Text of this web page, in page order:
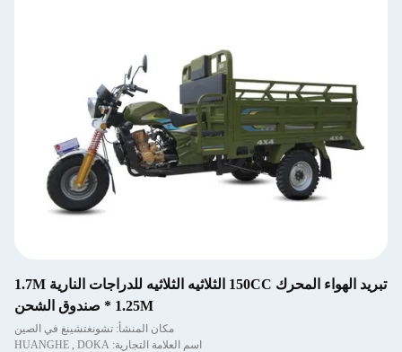
تبريد الهواء المحرك 150CC الثلاثيه الثلاثيه للدراجات النارية 1.7M
* 1.25M صندوق الشحن
مكان المنشأ: تشونغتشينغ في الصين
اسم العلامة التجارية: HUANGHE , DOKA